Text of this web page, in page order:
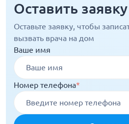
Оставить заявку
Оставьте заявку, чтобы
вызвать врача на дом
Ваше имя
Номер телефона*